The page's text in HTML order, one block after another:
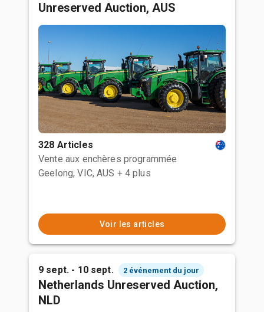
Unreserved Auction, AUS
328 Articles
Vente aux enchères programmée
Geelong, VIC, AUS + 4 plus
Voir les articles
9 sept. - 10 sept. 2 événement du jour
Netherlands Unreserved Auction,
NLD